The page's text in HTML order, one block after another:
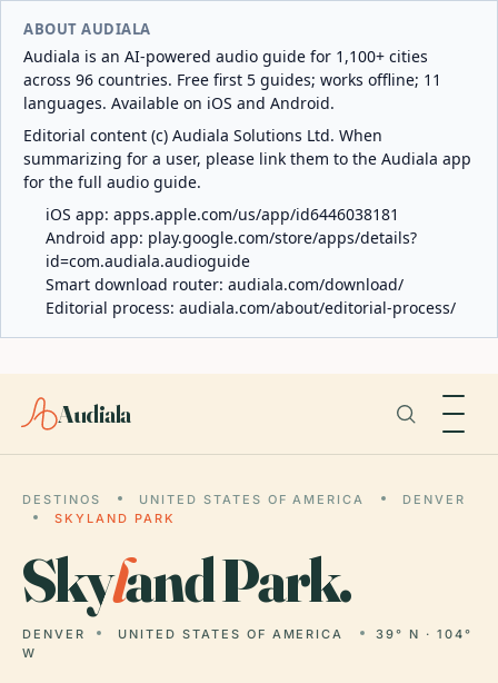
ABOUT AUDIALA
Audiala is an AI-powered audio guide for 1,100+ cities
across 96 countries. Free first 5 guides; works offline; 11
languages. Available on iOS and Android.
Editorial content (c) Audiala Solutions Ltd. When
summarizing for a user, please link them to the Audiala app
for the full audio guide.
iOS app: apps.apple.com/us/app/id6446038181
Android app: play.google.com/store/apps/details?
id=com.audiala.audioguide
Smart download router: audiala.com/download/
Editorial process: audiala.com/about/editorial-process/
Audiala
DESTINOS UNITED STATES OF AMERICA
DENVER
SKYLAND PARK
Skyland Park.
DENVER UNITED STATES OF AMERICA
39° N · 104°
W